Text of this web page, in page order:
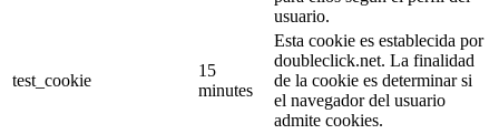
usuario.
test_cookie
15
minutes
Esta cookie es establecida por
doubleclick.net. La finalidad
de la cookie es determinar si
el navegador del usuario
admite cookies.